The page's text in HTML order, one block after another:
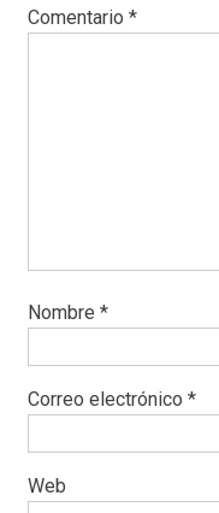
Comentario *
Nombre *
Correo electrónico *
Web